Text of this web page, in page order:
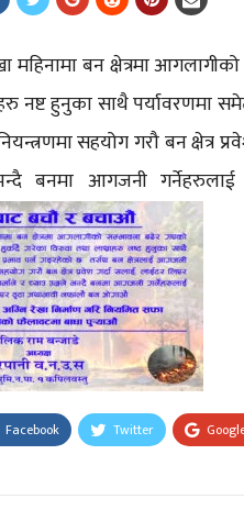
महिनामा बन क्षेत्रमा
नष्ट हुनुका साथै पर्यावरणमा
सहयोग गरौ बन क्षेत्र
बनमा आगजनी
Facebook Twitter